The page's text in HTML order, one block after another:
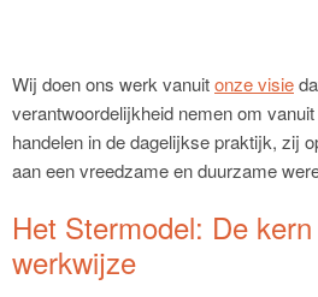
Wij doen ons werk vanuitonze visie
verantwoordelijkheid nemen om
handelen in de dagelijkse praktijk, zij
aan een vreedzame en duurzame
Het Stermodel: De
werkwijze